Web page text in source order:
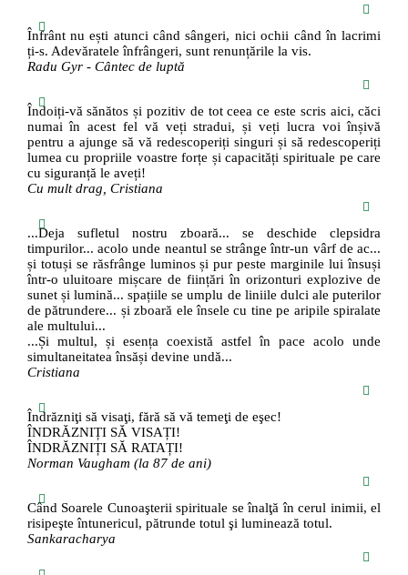
Înfrânt nu ești atunci când sângeri, nici ochii când în lacrimi
ți-s. Adevăratele înfrângeri, sunt renunțările la vis.
Radu Gyr - Cântec de luptă
Îndoiți-vă sănătos și pozitiv de tot ceea ce este scris aici, căci
numai în acest fel vă veți stradui, și veți lucra voi înșivă
pentru a ajunge să vă redescoperiți singuri și să redescoperiți
lumea cu propriile voastre forțe și capacități spirituale pe care
cu siguranță le aveți!
Cu mult drag, Cristiana
...Deja sufletul nostru zboară... se deschide clepsidra
timpurilor... acolo unde neantul se strânge într-un vârf de ac...
și totuși se răsfrânge luminos și pur peste marginile lui însuși
într-o uluitoare mișcare de ființări în orizonturi explozive de
sunet și lumină... spațiile se umplu de liniile dulci ale puterilor
de pătrundere... și zboară ele însele cu tine pe aripile spiralate
ale multului...
...Și multul, și esența coexistă astfel în pace acolo unde
simultaneitatea însăși devine undă...
Cristiana
Îndrăzniţi să visaţi, fără să vă temeţi de eşec!
ÎNDRĂZNIȚI SĂ VISAȚI!
ÎNDRĂZNIȚI SĂ RATAȚI!
Norman Vaugham (la 87 de ani)
Când Soarele Cunoaşterii spirituale se înalţă în cerul inimii, el
risipeşte întunericul, pătrunde totul şi luminează totul.
Sankaracharya